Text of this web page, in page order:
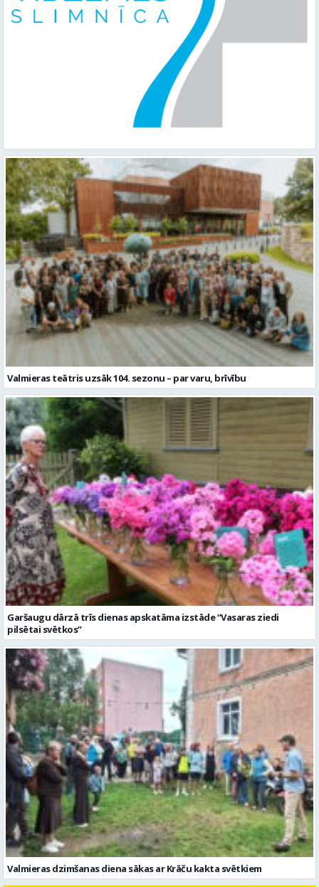
Valmieras teātris uzsāk 104. sezonu – par varu, brīvību
Garšaugu dārzā trīs dienas apskatāma izstāde “Vasaras ziedi
pilsētai svētkos”
Valmieras dzimšanas diena sākas ar Krāču kakta svētkiem